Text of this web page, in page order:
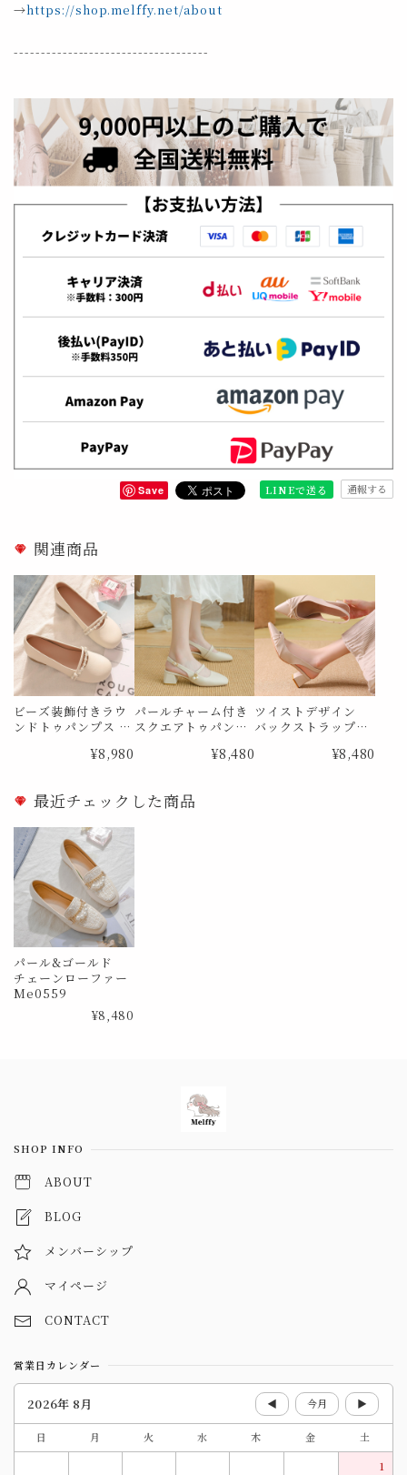
→https://shop.melffy.net/about
------------------------------------
Save LINEで送る 通報する
関連商品
ビーズ装飾付きラウ
ンドトゥパンプス M
¥8,980
パールチャーム付き
スクエアトゥパンプ
¥8,480
ツイストデザイン
バックストラップパ
¥8,480
最近チェックした商品
パール&ゴールド
チェーンローファー
Me0559
¥8,480
SHOP INFO
ABOUT
BLOG
メンバーシップ
マイページ
CONTACT
営業日カレンダー
2026年 8月 ◀ 今月 ▶
日 月 火 水 木 金
土
1